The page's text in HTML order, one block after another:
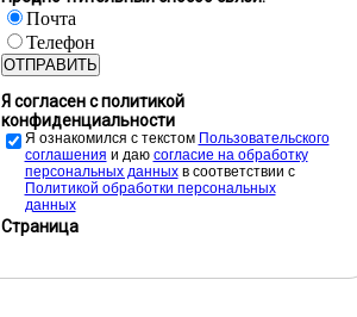
Почта
Телефон
ОТПРАВИТЬ
Я согласен с политикой
конфиденциальности
Я ознакомился с текстом Пользовательского
соглашения и даю cогласие на обработку
персональных данныхв соответствии с
Политикой обработки персональных
данных
Страница